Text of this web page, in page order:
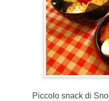
Piccolo snack di